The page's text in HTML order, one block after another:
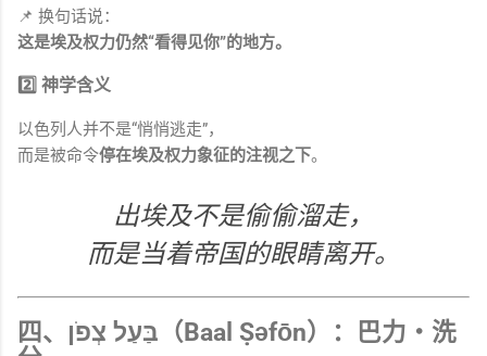
📌 换句话说：
这是埃及权力仍然“看得见你”的地方。
2️⃣ 神学含义
以色列人并不是“悄悄逃走”，
而是被命令停在埃及权力象征的注视之下。
出埃及不是偷偷溜走，
而是当着帝国的眼睛离开。
四、בַּעַל צְפֹן（Baal Ṣəfōn）：
巴力‧洗